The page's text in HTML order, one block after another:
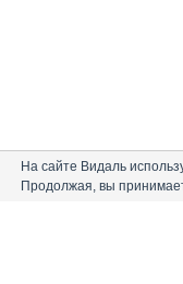
На сайте Видаль
Продолжая, вы